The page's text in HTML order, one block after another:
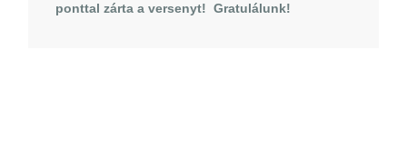
ponttal zárta a versenyt! Gratulálunk!